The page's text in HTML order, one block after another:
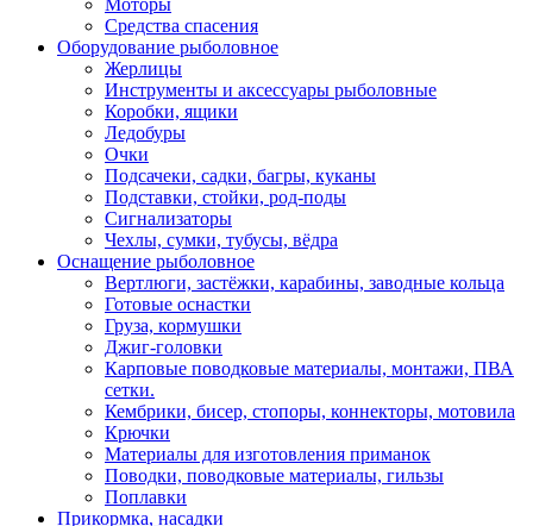
Моторы
Средства спасения
Оборудование рыболовное
Жерлицы
Инструменты и аксессуары рыболовные
Коробки, ящики
Ледобуры
Очки
Подсачеки, садки, багры, куканы
Подставки, стойки, род-поды
Сигнализаторы
Чехлы, сумки, тубусы, вёдра
Оснащение рыболовное
Вертлюги, застёжки, карабины, заводные кольца
Готовые оснастки
Груза, кормушки
Джиг-головки
Карповые поводковые материалы, монтажи, ПВА
сетки.
Кембрики, бисер, стопоры, коннекторы, мотовила
Крючки
Материалы для изготовления приманок
Поводки, поводковые материалы, гильзы
Поплавки
Прикормка, насадки